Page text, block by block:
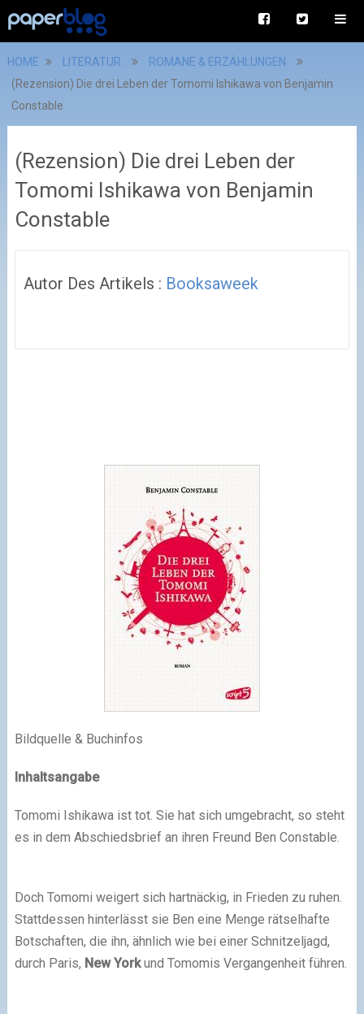
HOME LITERATUR
ROMANE & ERZÄHLUNGEN
(Rezension) Die drei Leben der Tomomi Ishikawa von Benjamin
Constable
(Rezension) Die drei Leben der
Tomomi Ishikawa von Benjamin
Constable
Autor Des Artikels : Booksaweek
Bildquelle & Buchinfos
Inhaltsangabe
Tomomi Ishikawa ist tot. Sie hat sich umgebracht, so steht
es in dem Abschiedsbrief an ihren Freund Ben Constable.
Doch Tomomi weigert sich hartnäckig, in Frieden zu ruhen.
Stattdessen hinterlässt sie Ben eine Menge rätselhafte
Botschaften, die ihn, ähnlich wie bei einer Schnitzeljagd,
durch Paris, New Yorkund Tomomis Vergangenheit führen.